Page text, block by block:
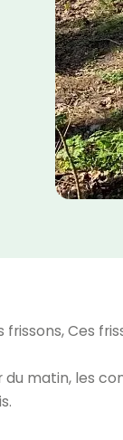
frissons, Ces
du matin, les